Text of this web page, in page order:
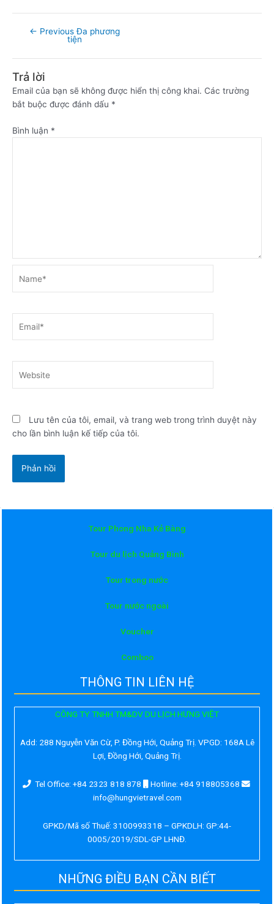
← Previous Đa phương
tiện
Trả lời
Email của bạn sẽ không được hiển thị công khai. Các trường
bắt buộc được đánh dấu *
Bình luận *
Lưu tên của tôi, email, và trang web trong trình duyệt này
cho lần bình luận kế tiếp của tôi.
Tour Phong Nha Kẻ Bàng
Tour du lịch Quảng Bình
Tour trong nước
Tour nước ngoài
Voucher
Comboo
THÔNG TIN LIÊN HỆ
CÔNG TY TNHH TM&DV DU LỊCH HƯNG VIỆT
Add: 288 Nguyễn Văn Cừ, P. Đồng Hới, Quảng Trị. VPGD: 168A Lê
Lợi, Đồng Hới, Quảng Trị.
Tel Office: +84 2323 818 878
Hotline: +84 918805368
info@hungvietravel.com
GPKD/Mã số Thuế: 3100993318 – GPKDLH: GP:44-
0005/2019/SDL-GP LHNĐ.
NHỮNG ĐIỀU BẠN CẦN BIẾT